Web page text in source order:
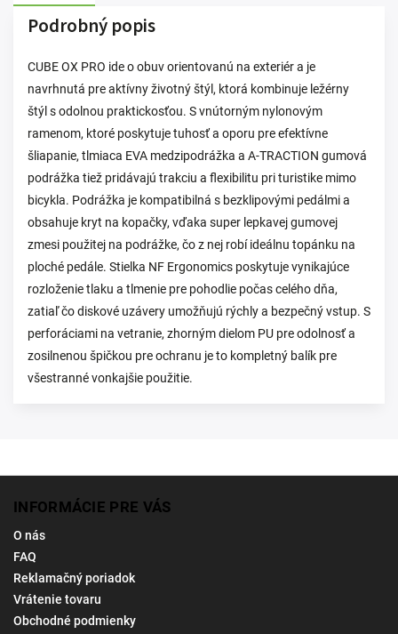
Podrobný popis
CUBE OX PRO ide o obuv orientovanú na exteriér a je
navrhnutá pre aktívny životný štýl, ktorá kombinuje ležérny
štýl s odolnou praktickosťou. S vnútorným nylonovým
ramenom, ktoré poskytuje tuhosť a oporu pre efektívne
šliapanie, tlmiaca EVA medzipodrážka a A-TRACTION gumová
podrážka tiež pridávajú trakciu a flexibilitu pri turistike mimo
bicykla. Podrážka je kompatibilná s bezklipovými pedálmi a
obsahuje kryt na kopačky, vďaka super lepkavej gumovej
zmesi použitej na podrážke, čo z nej robí ideálnu topánku na
ploché pedále. Stielka NF Ergonomics poskytuje vynikajúce
rozloženie tlaku a tlmenie pre pohodlie počas celého dňa,
zatiaľ čo diskové uzávery umožňujú rýchly a bezpečný vstup. S
perforáciami na vetranie, zhorným dielom PU pre odolnosť a
zosilnenou špičkou pre ochranu je to kompletný balík pre
všestranné vonkajšie použitie.
INFORMÁCIE PRE VÁS
O nás
FAQ
Reklamačný poriadok
Vrátenie tovaru
Obchodné podmienky